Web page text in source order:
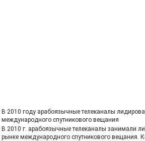
В 2010 году арабоязычные телеканалы
международного спутникового вещания
В 2010 г. арабоязычные телеканалы занимали
рынке международного спутникового вещания.